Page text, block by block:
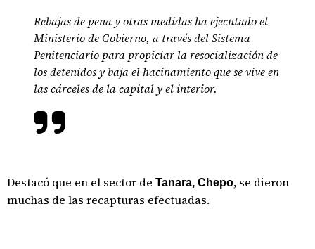
Rebajas de pena y otras medidas ha ejecutado el
Ministerio de Gobierno, a través del Sistema
Penitenciario para propiciar la resocialización de
los detenidos y baja el hacinamiento que se vive en
las cárceles de la capital y el interior.
Destacó que en el sector de Tanara, Chepo, se dieron
muchas de las recapturas efectuadas.